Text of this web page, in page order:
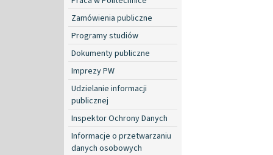
Zamówienia publiczne
Programy studiów
Dokumenty publiczne
Imprezy PW
Udzielanie informacji
publicznej
Inspektor Ochrony Danych
Informacje o przetwarzaniu
danych osobowych